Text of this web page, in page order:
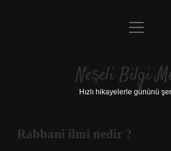
Anasayfa
Yasal Uyarı
menüyü
Neşeli Bilgi
Hızlı hikayelerle gününü
Rabbani ilmi nedir ?